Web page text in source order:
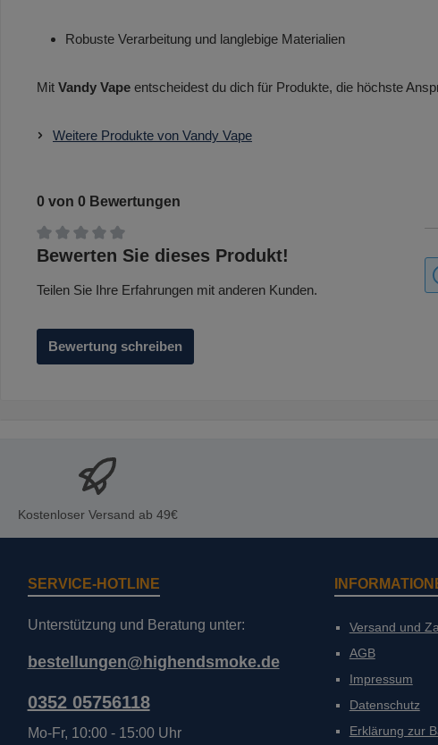
Robuste Verarbeitung und langlebige Materialien
Mit Vandy Vape entscheidest du dich für Produkte, die höchste
Weitere Produkte von Vandy Vape
0 von 0 Bewertungen
Durchschnittliche Bewertung von 0 von 5 Sternen
Bewerten Sie dieses Produkt!
Teilen Sie Ihre Erfahrungen mit anderen Kunden.
Bewertung schreiben
Kostenloser Versand ab 49€
SERVICE-HOTLINE
Unterstützung und Beratung unter:
bestellungen@highendsmoke.de
0352 05756118
Mo-Fr, 10:00 - 15:00 Uhr
Versand und
AGB
Impressum
Datenschutz
Erklärung zur